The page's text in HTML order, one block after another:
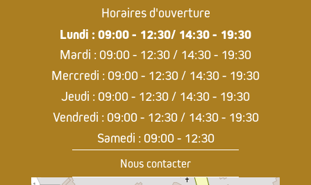
Horaires d'ouverture
Lundi : 09:00 - 12:30/ 14:30 - 19:30
Mardi : 09:00 - 12:30 / 14:30 - 19:30
Mercredi : 09:00 - 12:30 / 14:30 - 19:30
Jeudi : 09:00 - 12:30 / 14:30 - 19:30
Vendredi : 09:00 - 12:30 / 14:30 - 19:30
Samedi : 09:00 - 12:30
Nous contacter